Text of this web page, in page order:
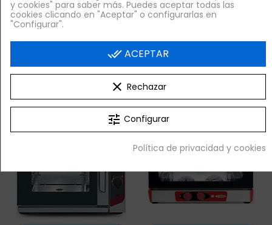
Horno Eléctrico
Convección, 4
Bandejas GN1/1 ó
60x40, Control
+ IVA
Horno Eléctrico
Convección, con
Bandejas GN1/1 ó
1.584,10 €
y cookies" para saber más. Puedes aceptar todas las
cookies clicando en "Aceptar" o configurarlas en
"Configurar".
done_all ACEPTAR
clear Rechazar
tune Configurar
Política de privacidad y cookies